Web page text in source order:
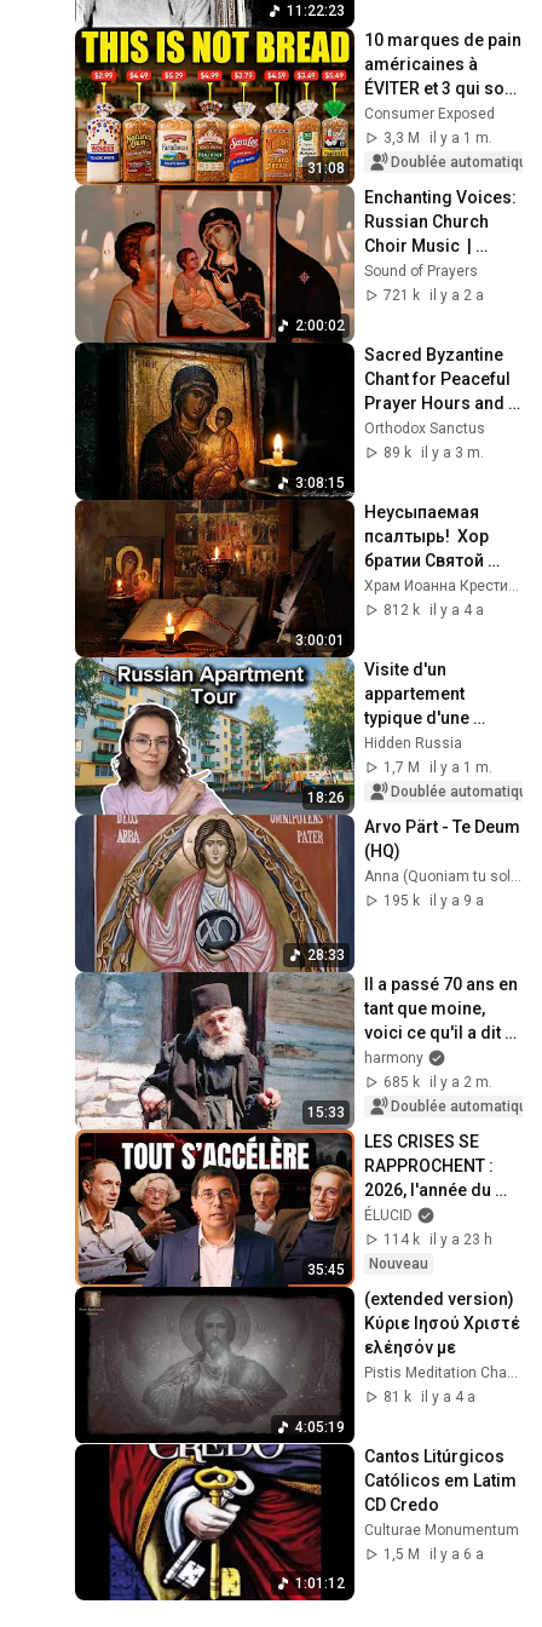
11:22:23
31:08
10 marques de pain
américaines à
ÉVITER et 3 qui sont
réellement sans
danger
Consumer Exposed
3,3 M
il y a 1 m.
Doublée
2:00:02
Enchanting Voices:
Russian Church
Choir Music  |
Orthodox Choral
Masterpieces
Sound of Prayers
721 k
il y a 2 a
3:08:15
Sacred Byzantine
Chant for Peaceful
Prayer Hours and
Deep Spiritual
Reflection in
Orthodox Sanctus
89 k
il y a 3 m.
3:00:01
Неусыпаемая
псалтырь!  Хор
братии Святой
обители Валаам Храм Иоанна Крестителя
812 k
il y a 4 a
18:26
Visite d'un
appartement
typique d'une
famille russe 🏠
Hidden Russia
1,7 M
il y a 1 m.
Doublée
28:33
Arvo Pärt - Te Deum
(HQ)
Anna (Quoniam tu solus Sanctus)
195 k
il y a 9 a
15:33
Il a passé 70 ans en
tant que moine,
voici ce qu'il a dit
sur Dieu-
harmony
685 k
il y a 2 m.
Doublée
35:45
LES CRISES SE
RAPPROCHENT :
2026, l'année du
grand basculement
ÉLUCID
114 k
il y a 23 h
Nouveau
4:05:19
(extended version)
Κύριε Ιησού Χριστέ
ελέησόν με
81 k
il y a 4 a
1:01:12
Cantos Litúrgicos
Católicos em Latim
CD Credo
Culturae Monumentum
1,5 M
il y a 6 a